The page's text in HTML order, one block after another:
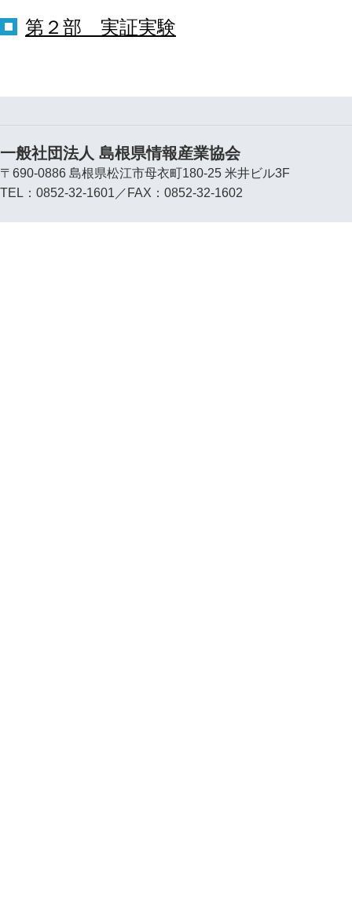
第２部 実証実験
一般社団法人 島根県情報産業協会
〒690-0886 島根県松江市母衣町180-25 米井ビル3F
TEL：0852-32-1601／FAX：0852-32-1602